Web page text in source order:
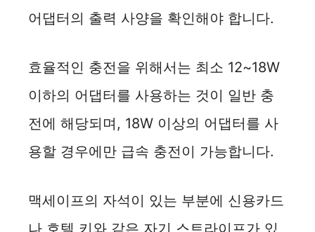
어댑터의 출력 사양을 확인해야 합니다.
효율적인 충전을 위해서는 최소 12~18W
이하의 어댑터를 사용하는 것이 일반 충
전에 해당되며, 18W 이상의 어댑터를 사
용할 경우에만 급속 충전이 가능합니다.
맥세이프의 자석이 있는 부분에 신용카드